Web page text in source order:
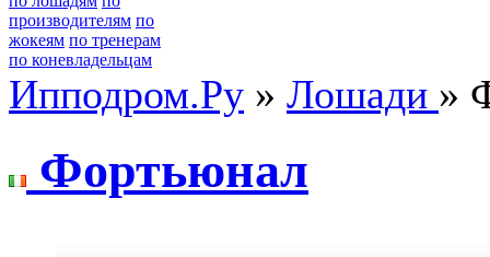
производителям по
жокеям по тренерам
по коневладельцам
Ипподром.Ру » Лошади »
Фортьюнaл